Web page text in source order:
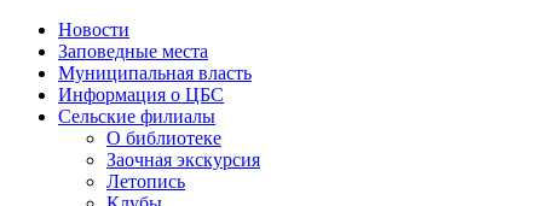
Новости
Заповедные места
Муниципальная власть
Информация о ЦБС
Сельские филиалы
О библиотеке
Заочная экскурсия
Летопись